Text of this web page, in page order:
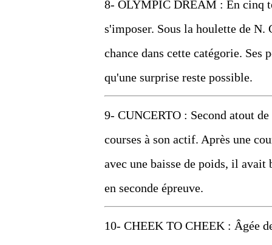
8- OLYMPIC DREAM : En cinq
s'imposer. Sous la houlette de N.
chance dans cette catégorie. Ses
qu'une surprise reste possible.
9- CUNCERTO : Second atout
courses à son actif. Après une
avec une baisse de poids, il
en seconde épreuve.
10- CHEEK TO CHEEK : Âgée